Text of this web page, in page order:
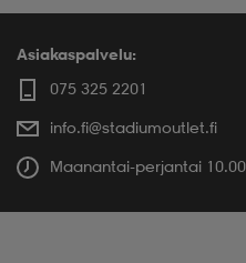
Asiakaspalvelu:
075 325 2201
info.fi@stadiumoutlet.fi
Maanantai-perjantai